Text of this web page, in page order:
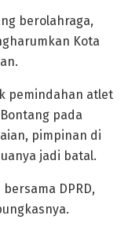
berolahraga,
Kota
pemindahan atlet
pada
pimpinan di
jadi batal.
DPRD,